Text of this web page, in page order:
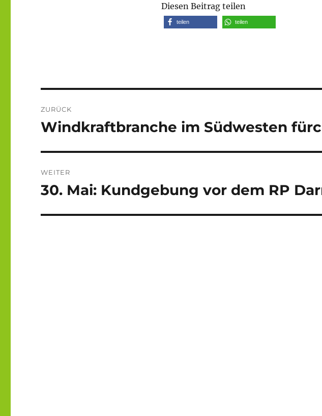
Diesen Beitrag teilen
teilen teilen
ZURÜCK
Vorheriger
Windkraftbranche im Südwesten
WEITER
Nächster
30. Mai: Kundgebung vor dem RP